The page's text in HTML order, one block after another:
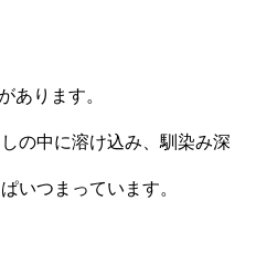
あります。
の中に溶け込み、馴染み深
いつまっています。